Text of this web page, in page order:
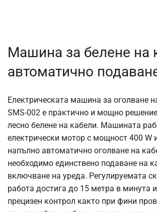
Машина за белене на
автоматично
Електрическата машина за оголване
SMS-002 е практично и мощно
лесно белене на кабели. Машината
електрически мотор с мощност 400 W
напълно автоматично оголване на
необходимо единствено подаване на
включване на уреда. Регулируемата
работа достига до 15 метра в минута
прецизен контрол както при фини